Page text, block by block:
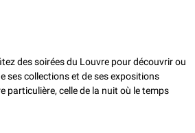
des soirées du Louvre pourdécouvrir ou
ses collections et de ses expositions
particulière, celle de la nuit où le temps